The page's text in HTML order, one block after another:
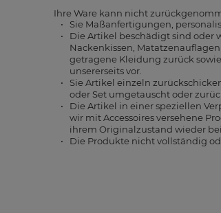
Ihre Ware kann nicht
Sie Maßanfertigungen,
Die Artikel beschädigt sind oder
Nackenkissen,
getragene Kleidung zurück
unsererseits vor.
Sie Artikel einzeln
oder Set umgetauscht oder
Die Artikel in einer speziellen
wir mit Accessoires versehene
ihrem Originalzustand wieder
Die Produkte nicht vollständig